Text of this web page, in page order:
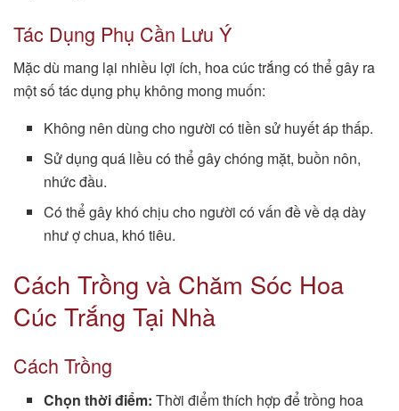
Tác Dụng Phụ Cần Lưu Ý
Mặc dù mang lại nhiều lợi ích, hoa cúc trắng có thể gây ra
một số tác dụng phụ không mong muốn:
Không nên dùng cho người có tiền sử huyết áp thấp.
Sử dụng quá liều có thể gây chóng mặt, buồn nôn,
nhức đầu.
Có thể gây khó chịu cho người có vấn đề về dạ dày
như ợ chua, khó tiêu.
Cách Trồng và Chăm Sóc Hoa
Cúc Trắng Tại Nhà
Cách Trồng
Chọn thời điểm: Thời điểm thích hợp để trồng hoa